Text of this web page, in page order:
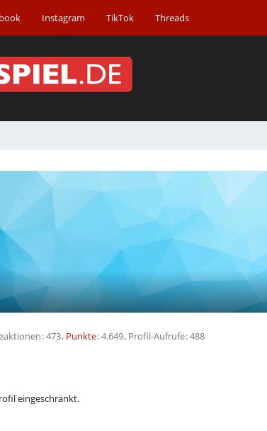
Instagram TikTok Threads
473 Punkte 4.649 Profil-Aufrufe 488
eingeschränkt.